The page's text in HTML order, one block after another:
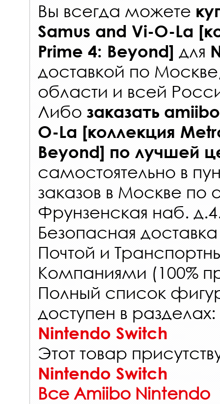
Вы всегда можете
Samus and Vi-O-La
Prime 4: Beyond] для
доставкой по
области и всей
Либо заказать
O-La [коллекция
Beyond] по лучшей
самостоятельно в
заказов в Москве по
Фрунзенская наб.
Безопасная
Почтой и
Компаниями (100%
Полный список
доступен в разделах:
Nintendo Switch
Этот товар
Nintendo Switch
Все Amiibo Nintendo